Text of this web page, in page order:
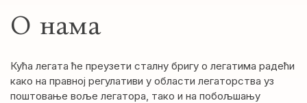
О нама
Кућа легата ће преузети сталну бригу о легатима радећи
како на правној регулативи у области легаторства уз
поштовање воље легатора, тако и на побољшању